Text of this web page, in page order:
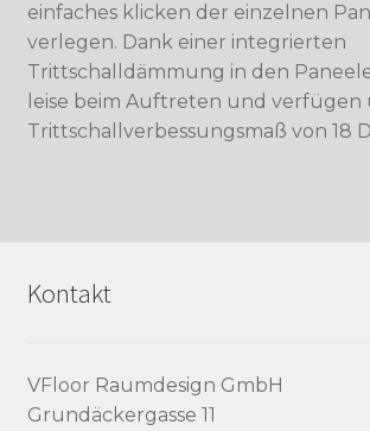
einfaches klicken der einzelnen
verlegen. Dank einer integrierten
Trittschalldämmung in den
leise beim Auftreten und verfügen
Trittschallverbessungsmaß von 18
Kontakt
VFloor Raumdesign GmbH
Grundäckergasse 11